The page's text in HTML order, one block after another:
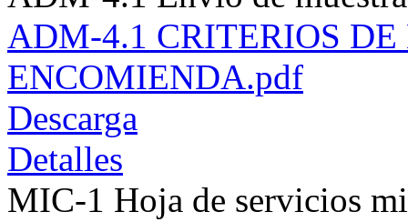
ADM-4.1 CRITERIOS
ENCOMIENDA.pdf
Descarga
Detalles
MIC-1 Hoja de servicios